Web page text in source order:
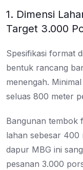
1. Dimensi
Target 3.000
Spesifikasi format
bentuk rancang
menengah.
seluas 800 meter
Bangunan tembok
lahan sebesar 400
dapur MBG ini
pesanan 3.000